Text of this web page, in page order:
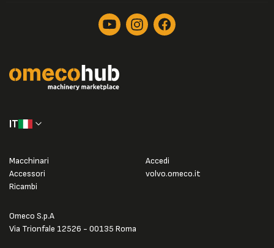
IT
Omeco S.p.A
Via Trionfale 12526 - 00135 Roma
Macchinari
Accessori
Ricambi
Accedi
volvo.omeco.it